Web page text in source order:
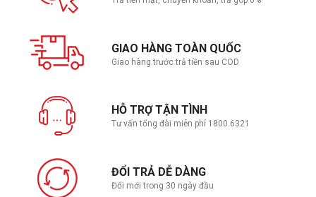
GIAO HÀNG TOÀN QUỐC
Giao hàng trước trả tiền sau COD
HỖ TRỢ TẬN TÌNH
Tư vấn tổng đài miễn phí 1800.6321
ĐỔI TRẢ DỄ DÀNG
Đổi mới trong 30 ngày đầu